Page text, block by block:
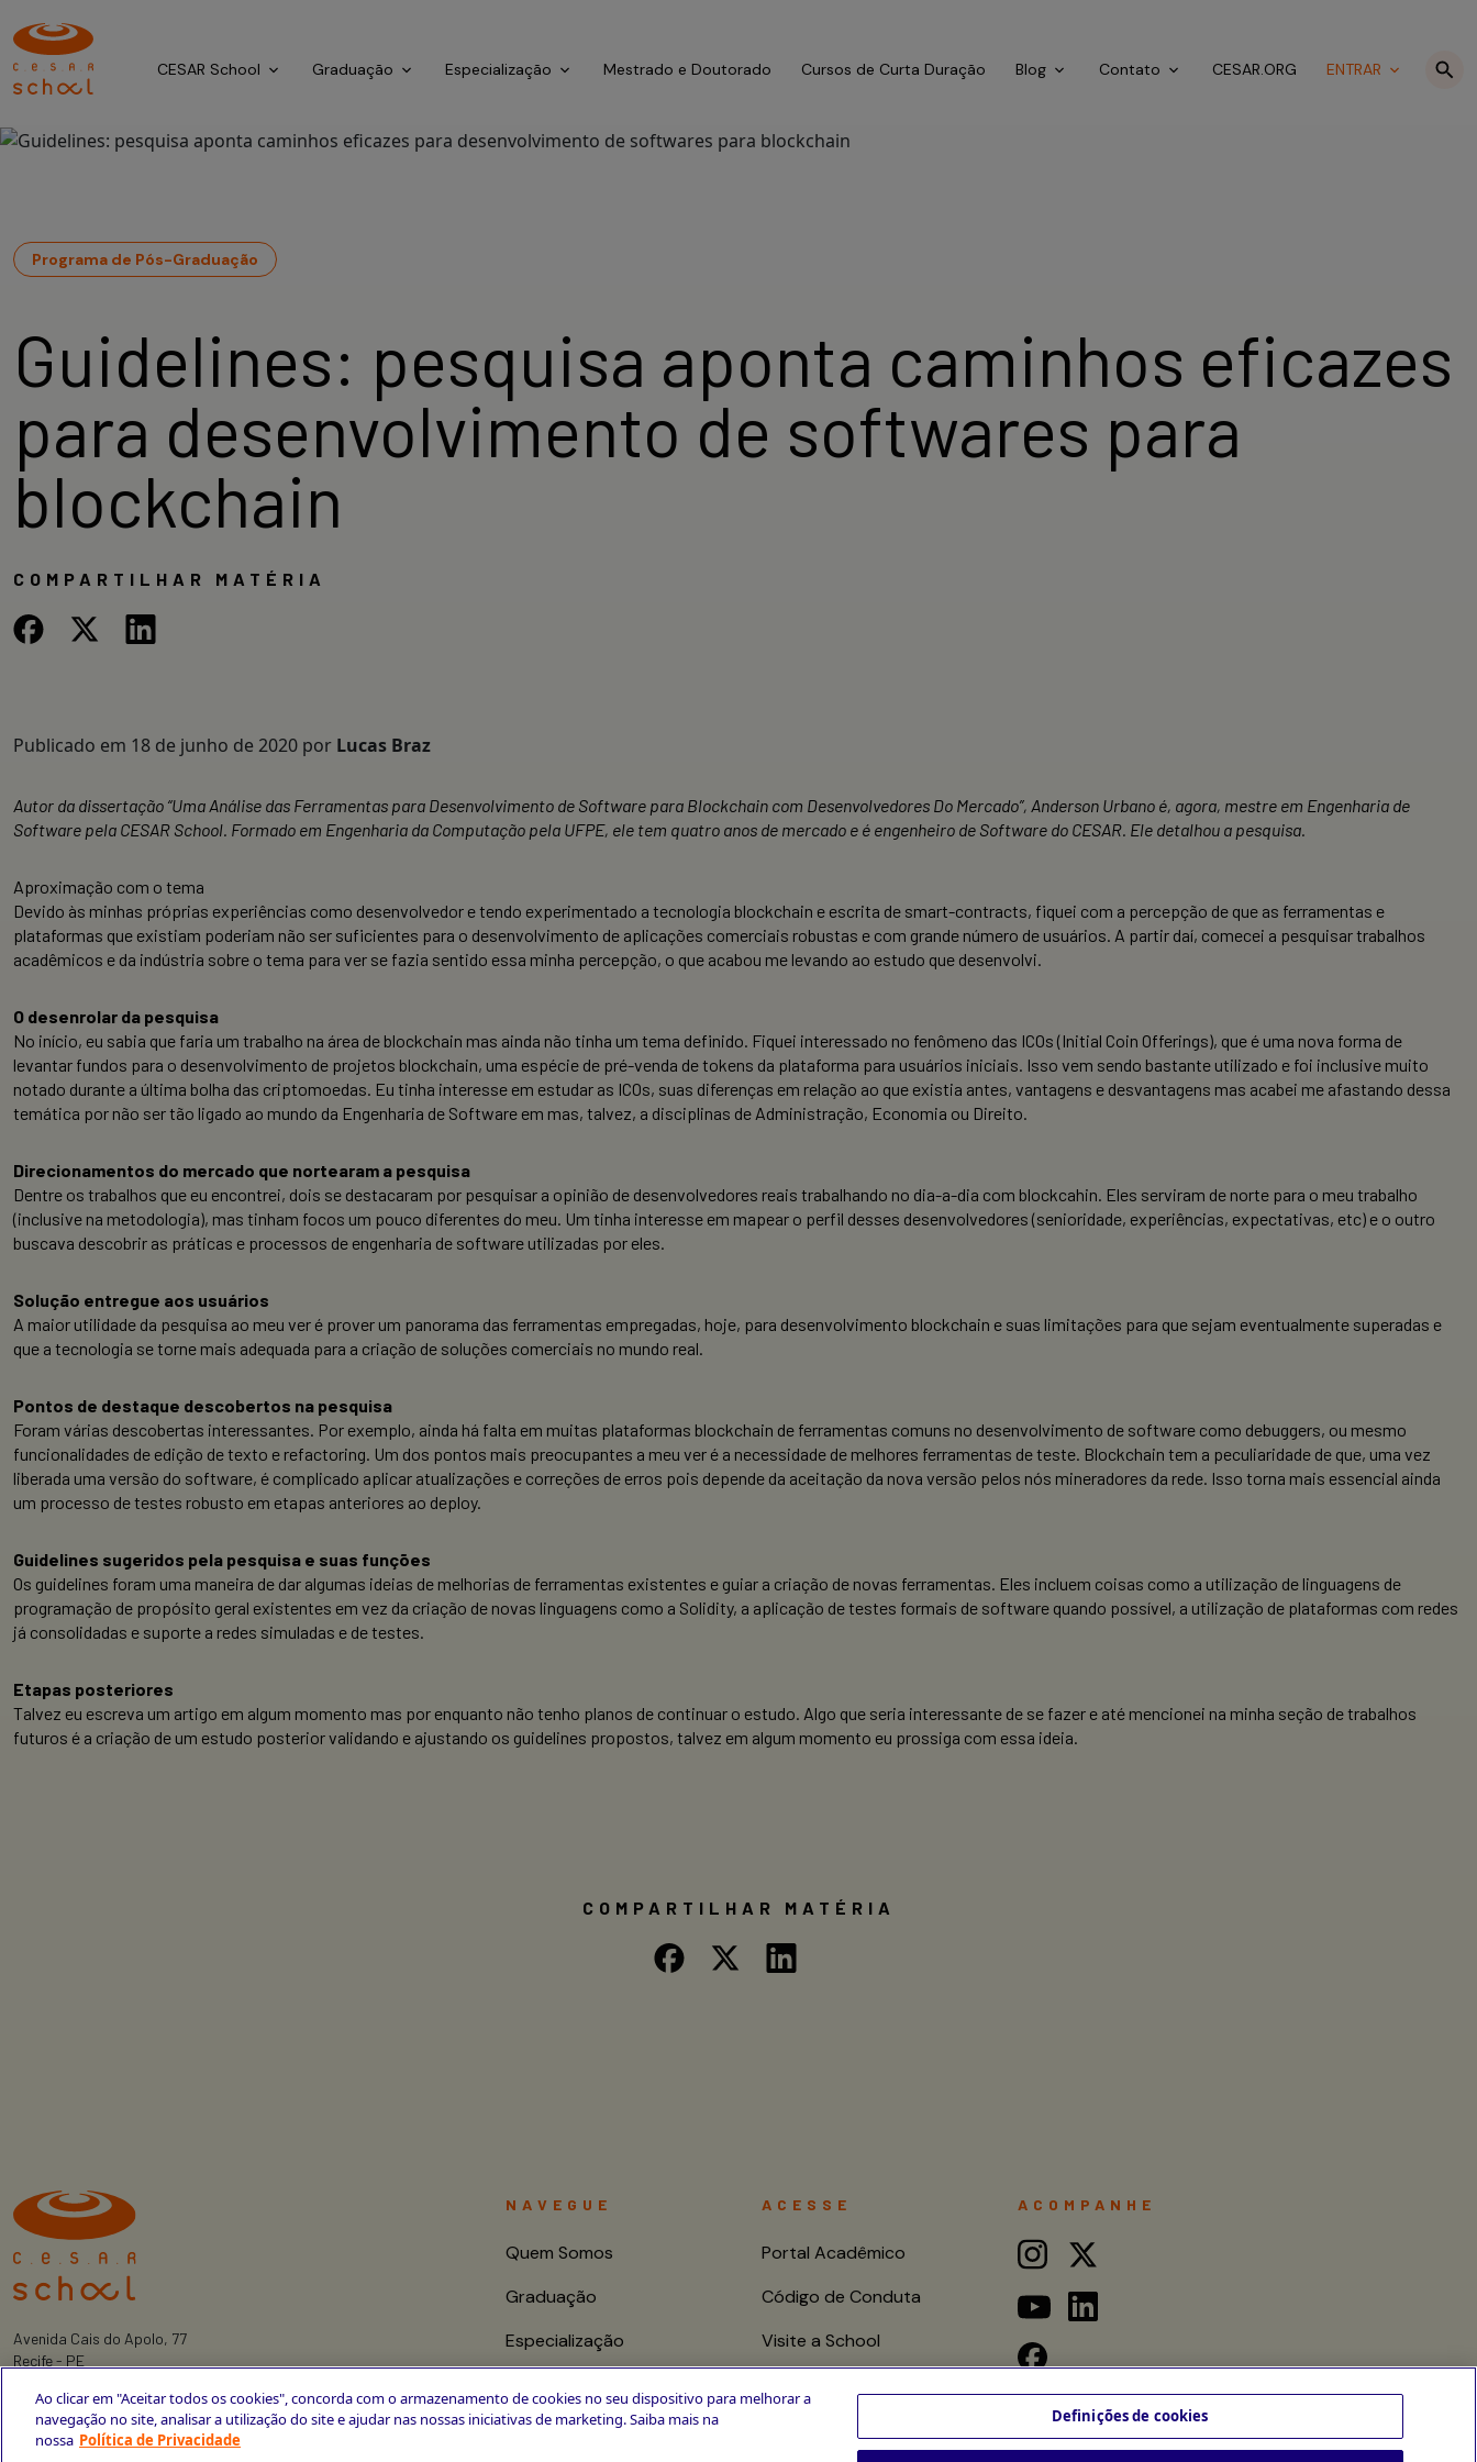
CESAR School Graduação Especialização Mestrado e Doutorado Cursos de Curta Duração Blog Contato CESAR.ORG ENTRAR
Programa de Pós-Graduação
Guidelines: pesquisa aponta caminhos eficazes
para desenvolvimento de softwares para
blockchain
COMPARTILHAR MATÉRIA
Publicado em 18 de junho de 2020 por Lucas Braz
Autor da dissertação “Uma Análise das Ferramentas para Desenvolvimento de Software para Blockchain com Desenvolvedores Do Mercado”, Anderson Urbano é, agora, mestre em Engenharia de
Software pela CESAR School. Formado em Engenharia da Computação pela UFPE, ele tem quatro anos de mercado e é engenheiro de Software do CESAR. Ele detalhou a pesquisa.
Aproximação com o tema
Devido às minhas próprias experiências como desenvolvedor e tendo experimentado a tecnologia blockchain e escrita de smart-contracts, fiquei com a percepção de que as ferramentas e
plataformas que existiam poderiam não ser suficientes para o desenvolvimento de aplicações comerciais robustas e com grande número de usuários. A partir daí, comecei a pesquisar trabalhos
acadêmicos e da indústria sobre o tema para ver se fazia sentido essa minha percepção, o que acabou me levando ao estudo que desenvolvi.
O desenrolar da pesquisa
No início, eu sabia que faria um trabalho na área de blockchain mas ainda não tinha um tema definido. Fiquei interessado no fenômeno das ICOs (Initial Coin Offerings), que é uma nova forma de
levantar fundos para o desenvolvimento de projetos blockchain, uma espécie de pré-venda de tokens da plataforma para usuários iniciais. Isso vem sendo bastante utilizado e foi inclusive muito
notado durante a última bolha das criptomoedas. Eu tinha interesse em estudar as ICOs, suas diferenças em relação ao que existia antes, vantagens e desvantagens mas acabei me afastando dessa
temática por não ser tão ligado ao mundo da Engenharia de Software em mas, talvez, a disciplinas de Administração, Economia ou Direito.
Direcionamentos do mercado que nortearam a pesquisa
Dentre os trabalhos que eu encontrei, dois se destacaram por pesquisar a opinião de desenvolvedores reais trabalhando no dia-a-dia com blockcahin. Eles serviram de norte para o meu trabalho
(inclusive na metodologia), mas tinham focos um pouco diferentes do meu. Um tinha interesse em mapear o perfil desses desenvolvedores (senioridade, experiências, expectativas, etc) e o outro
buscava descobrir as práticas e processos de engenharia de software utilizadas por eles.
Solução entregue aos usuários
A maior utilidade da pesquisa ao meu ver é prover um panorama das ferramentas empregadas, hoje, para desenvolvimento blockchain e suas limitações para que sejam eventualmente superadas e
que a tecnologia se torne mais adequada para a criação de soluções comerciais no mundo real.
Pontos de destaque descobertos na pesquisa
Foram várias descobertas interessantes. Por exemplo, ainda há falta em muitas plataformas blockchain de ferramentas comuns no desenvolvimento de software como debuggers, ou mesmo
funcionalidades de edição de texto e refactoring. Um dos pontos mais preocupantes a meu ver é a necessidade de melhores ferramentas de teste. Blockchain tem a peculiaridade de que, uma vez
liberada uma versão do software, é complicado aplicar atualizações e correções de erros pois depende da aceitação da nova versão pelos nós mineradores da rede. Isso torna mais essencial ainda
um processo de testes robusto em etapas anteriores ao deploy.
Guidelines sugeridos pela pesquisa e suas funções
Os guidelines foram uma maneira de dar algumas ideias de melhorias de ferramentas existentes e guiar a criação de novas ferramentas. Eles incluem coisas como a utilização de linguagens de
programação de propósito geral existentes em vez da criação de novas linguagens como a Solidity, a aplicação de testes formais de software quando possível, a utilização de plataformas com redes
já consolidadas e suporte a redes simuladas e de testes.
Etapas posteriores
Talvez eu escreva um artigo em algum momento mas por enquanto não tenho planos de continuar o estudo. Algo que seria interessante de se fazer e até mencionei na minha seção de trabalhos
futuros é a criação de um estudo posterior validando e ajustando os guidelines propostos, talvez em algum momento eu prossiga com essa ideia.
COMPARTILHAR MATÉRIA
Avenida Cais do Apolo, 77
Recife - PE
+55 81 3419-6700
NAVEGUE
Quem Somos
Graduação
Especialização
Cursos de Curta
ACESSE
Portal Acadêmico
Código de Conduta
Visite a School
ACOMPANHE
Ao clicar em "Aceitar todos os cookies", concorda com o armazenamento de cookies no seu dispositivo para melhorar a
navegação no site, analisar a utilização do site e ajudar nas nossas iniciativas de marketing. Saiba mais na
nossa Política de Privacidade
Definições de cookies